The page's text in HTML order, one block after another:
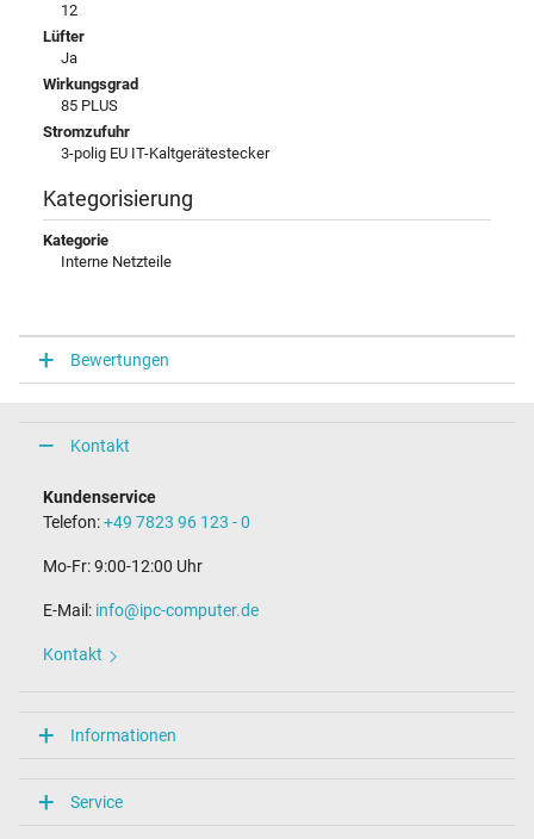
12
Lüfter
Ja
Wirkungsgrad
85 PLUS
Stromzufuhr
3-polig EU IT-Kaltgerätestecker
Kategorisierung
Kategorie
Interne Netzteile
Bewertungen
Kontakt
Kundenservice
Telefon:+49 7823 96 123 - 0
Mo-Fr: 9:00-12:00 Uhr
E-Mail: info@ipc-computer.de
Kontakt
Informationen
Service